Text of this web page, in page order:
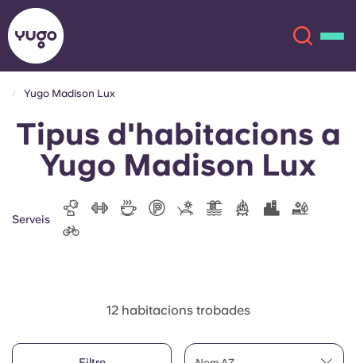
Sobre
Ubicacions
Més
English (GB)
English (US)
Chinese Español
Yugo Madison Lux
Tipus d'habitacions a
Yugo Madison Lux
Serveis
12 habitacions trobades